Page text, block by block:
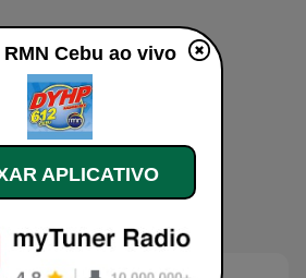
RMN Cebu ao vivo
APLICATIVO